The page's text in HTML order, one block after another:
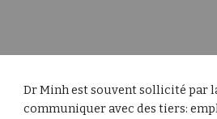
Dr Minh est souvent sollicité par
communiquer avec des tiers: